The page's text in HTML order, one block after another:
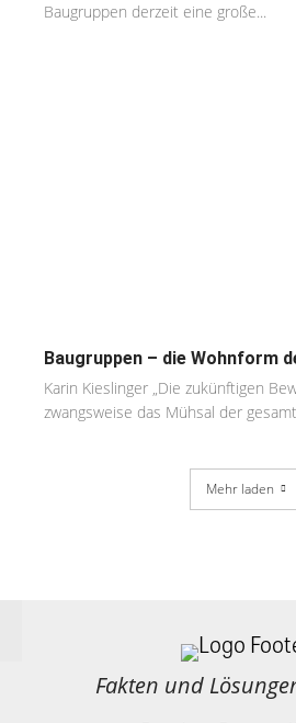
Baugruppen derzeit eine große...
Baugruppen – die Wohnform
Karin Kieslinger „Die zukünftigen
zwangsweise das Mühsal der
Mehr laden
Fakten und